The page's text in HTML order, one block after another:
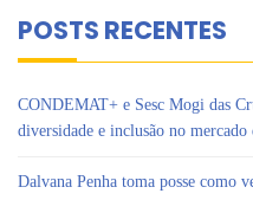
POSTS RECENTES
CONDEMAT+ e Sesc Mogi das
diversidade e inclusão no mercado
Dalvana Penha toma posse como